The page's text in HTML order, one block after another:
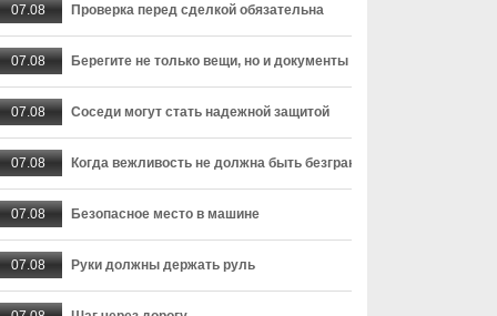
07.08 Проверка перед сделкой обязательна
07.08 Берегите не только вещи, но и документы
07.08 Соседи могут стать надежной защитой
07.08 Когда вежливость не должна быть безграничной
07.08 Безопасное место в машине
07.08 Руки должны держать руль